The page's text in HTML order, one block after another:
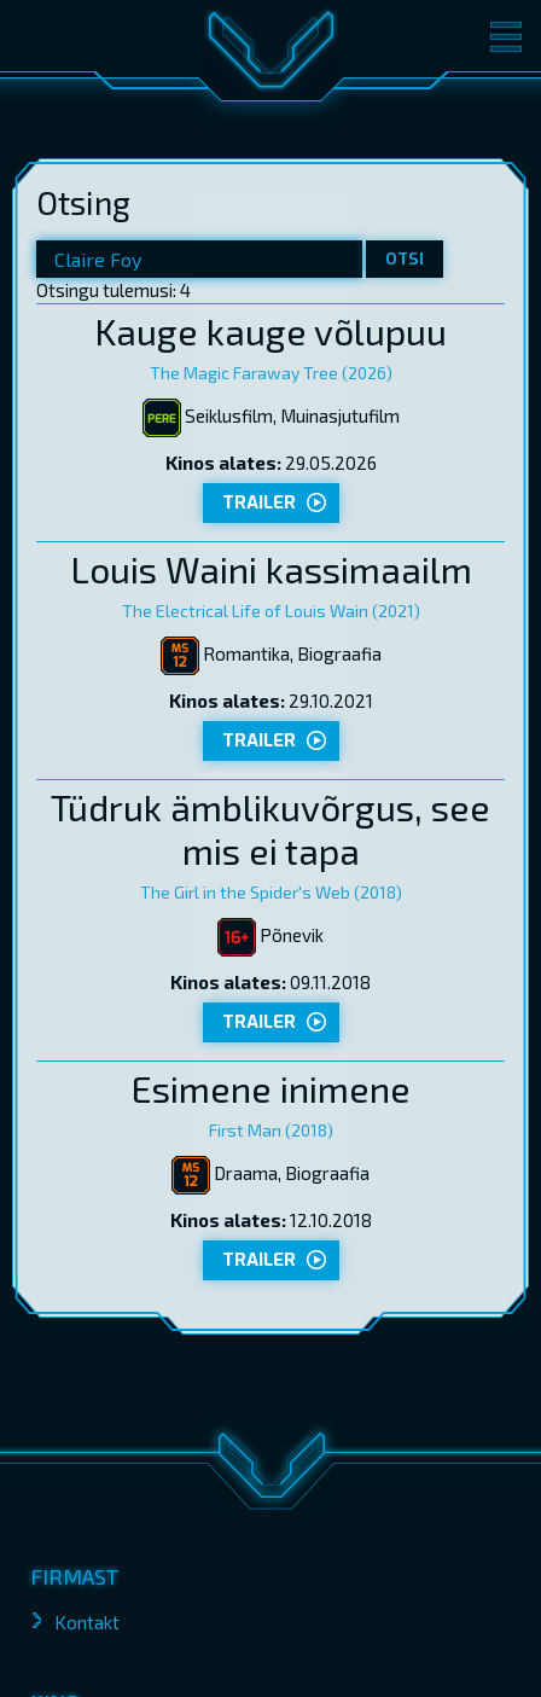
FILMID PILETID
KONVERENTS
KINKEKAARDID
Otsing
OTSI
Otsingu tulemusi: 4
Kauge kauge võlupuu
The Magic Faraway Tree (2026)
Seiklusfilm, Muinasjutufilm
Kinos alates:29.05.2026
TRAILER
Louis Waini kassimaailm
The Electrical Life of Louis Wain (2021)
Romantika, Biograafia
Kinos alates:29.10.2021
TRAILER
Tüdruk ämblikuvõrgus, see
mis ei tapa
The Girl in the Spider's Web (2018)
Põnevik
Kinos alates:09.11.2018
TRAILER
Esimene inimene
First Man (2018)
Draama, Biograafia
Kinos alates:12.10.2018
TRAILER
FIRMAST
Kontakt